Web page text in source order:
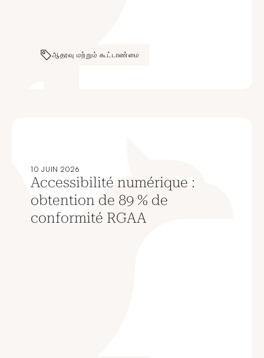
ஆதரவு மற்றும் கூட்டாண்மை
10 JUIN 2026
Accessibilité numérique :
obtention de 89 % de
conformité RGAA